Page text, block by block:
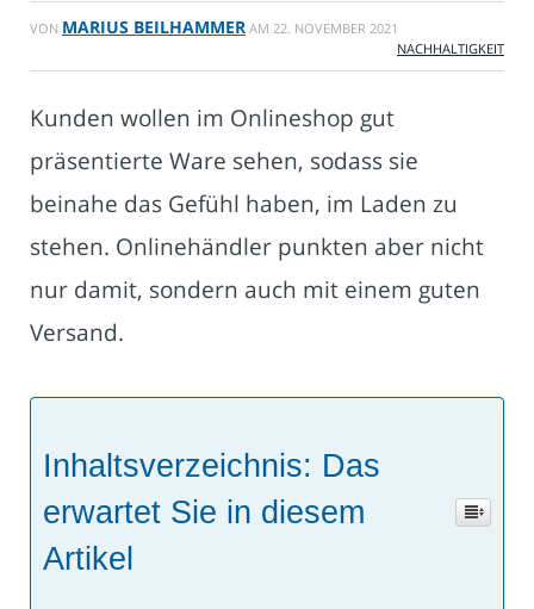
VON MARIUS BEILHAMMER AM 22. NOVEMBER 2021
NACHHALTIGKEIT
Kunden wollen im Onlineshop gut
präsentierte Ware sehen, sodass sie
beinahe das Gefühl haben, im Laden zu
stehen. Onlinehändler punkten aber nicht
nur damit, sondern auch mit einem guten
Versand.
Inhaltsverzeichnis: Das
erwartet Sie in diesem
Artikel